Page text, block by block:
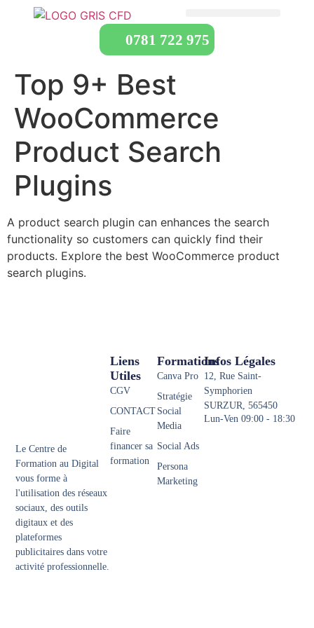
0781 722 975
Top 9+ Best
WooCommerce
Product Search
Plugins
A product search plugin can enhances the search
functionality so customers can quickly find their
products. Explore the best WooCommerce product
search plugins.
Le Centre de
Formation au Digital
vous forme à
l'utilisation des réseaux
sociaux, des outils
digitaux et des
plateformes
publicitaires dans votre
activité professionnelle.
Formations
Canva Pro
Stratégie
Social
Media
Social Ads
Persona
Marketing
Liens
Utiles
CGV
CONTACT
Faire
financer sa
formation
Infos Légales
12, Rue Saint-
Symphorien
SURZUR, 565450
Lun-Ven 09:00 - 18:30